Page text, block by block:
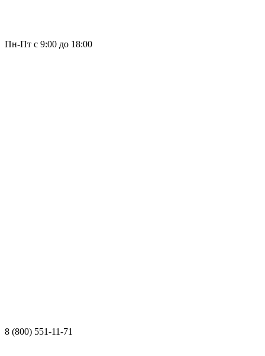
Пн-Пт с 9:00 до 18:00
8 (800) 551-11-71